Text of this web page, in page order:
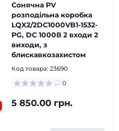
Сонячна PV
розподільна коробка
LQX2/2DC1000VB1-1532-
PG, DC 1000В 2 входи 2
виходи, з
блискавкозахистом
Код товара: 23690
0
5 850.00 грн.